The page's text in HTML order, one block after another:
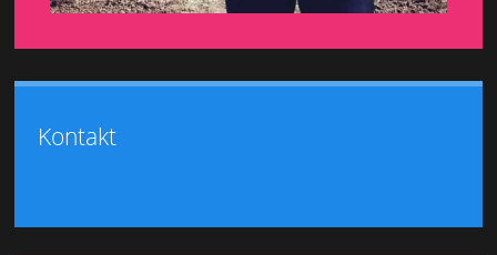
Kontakt